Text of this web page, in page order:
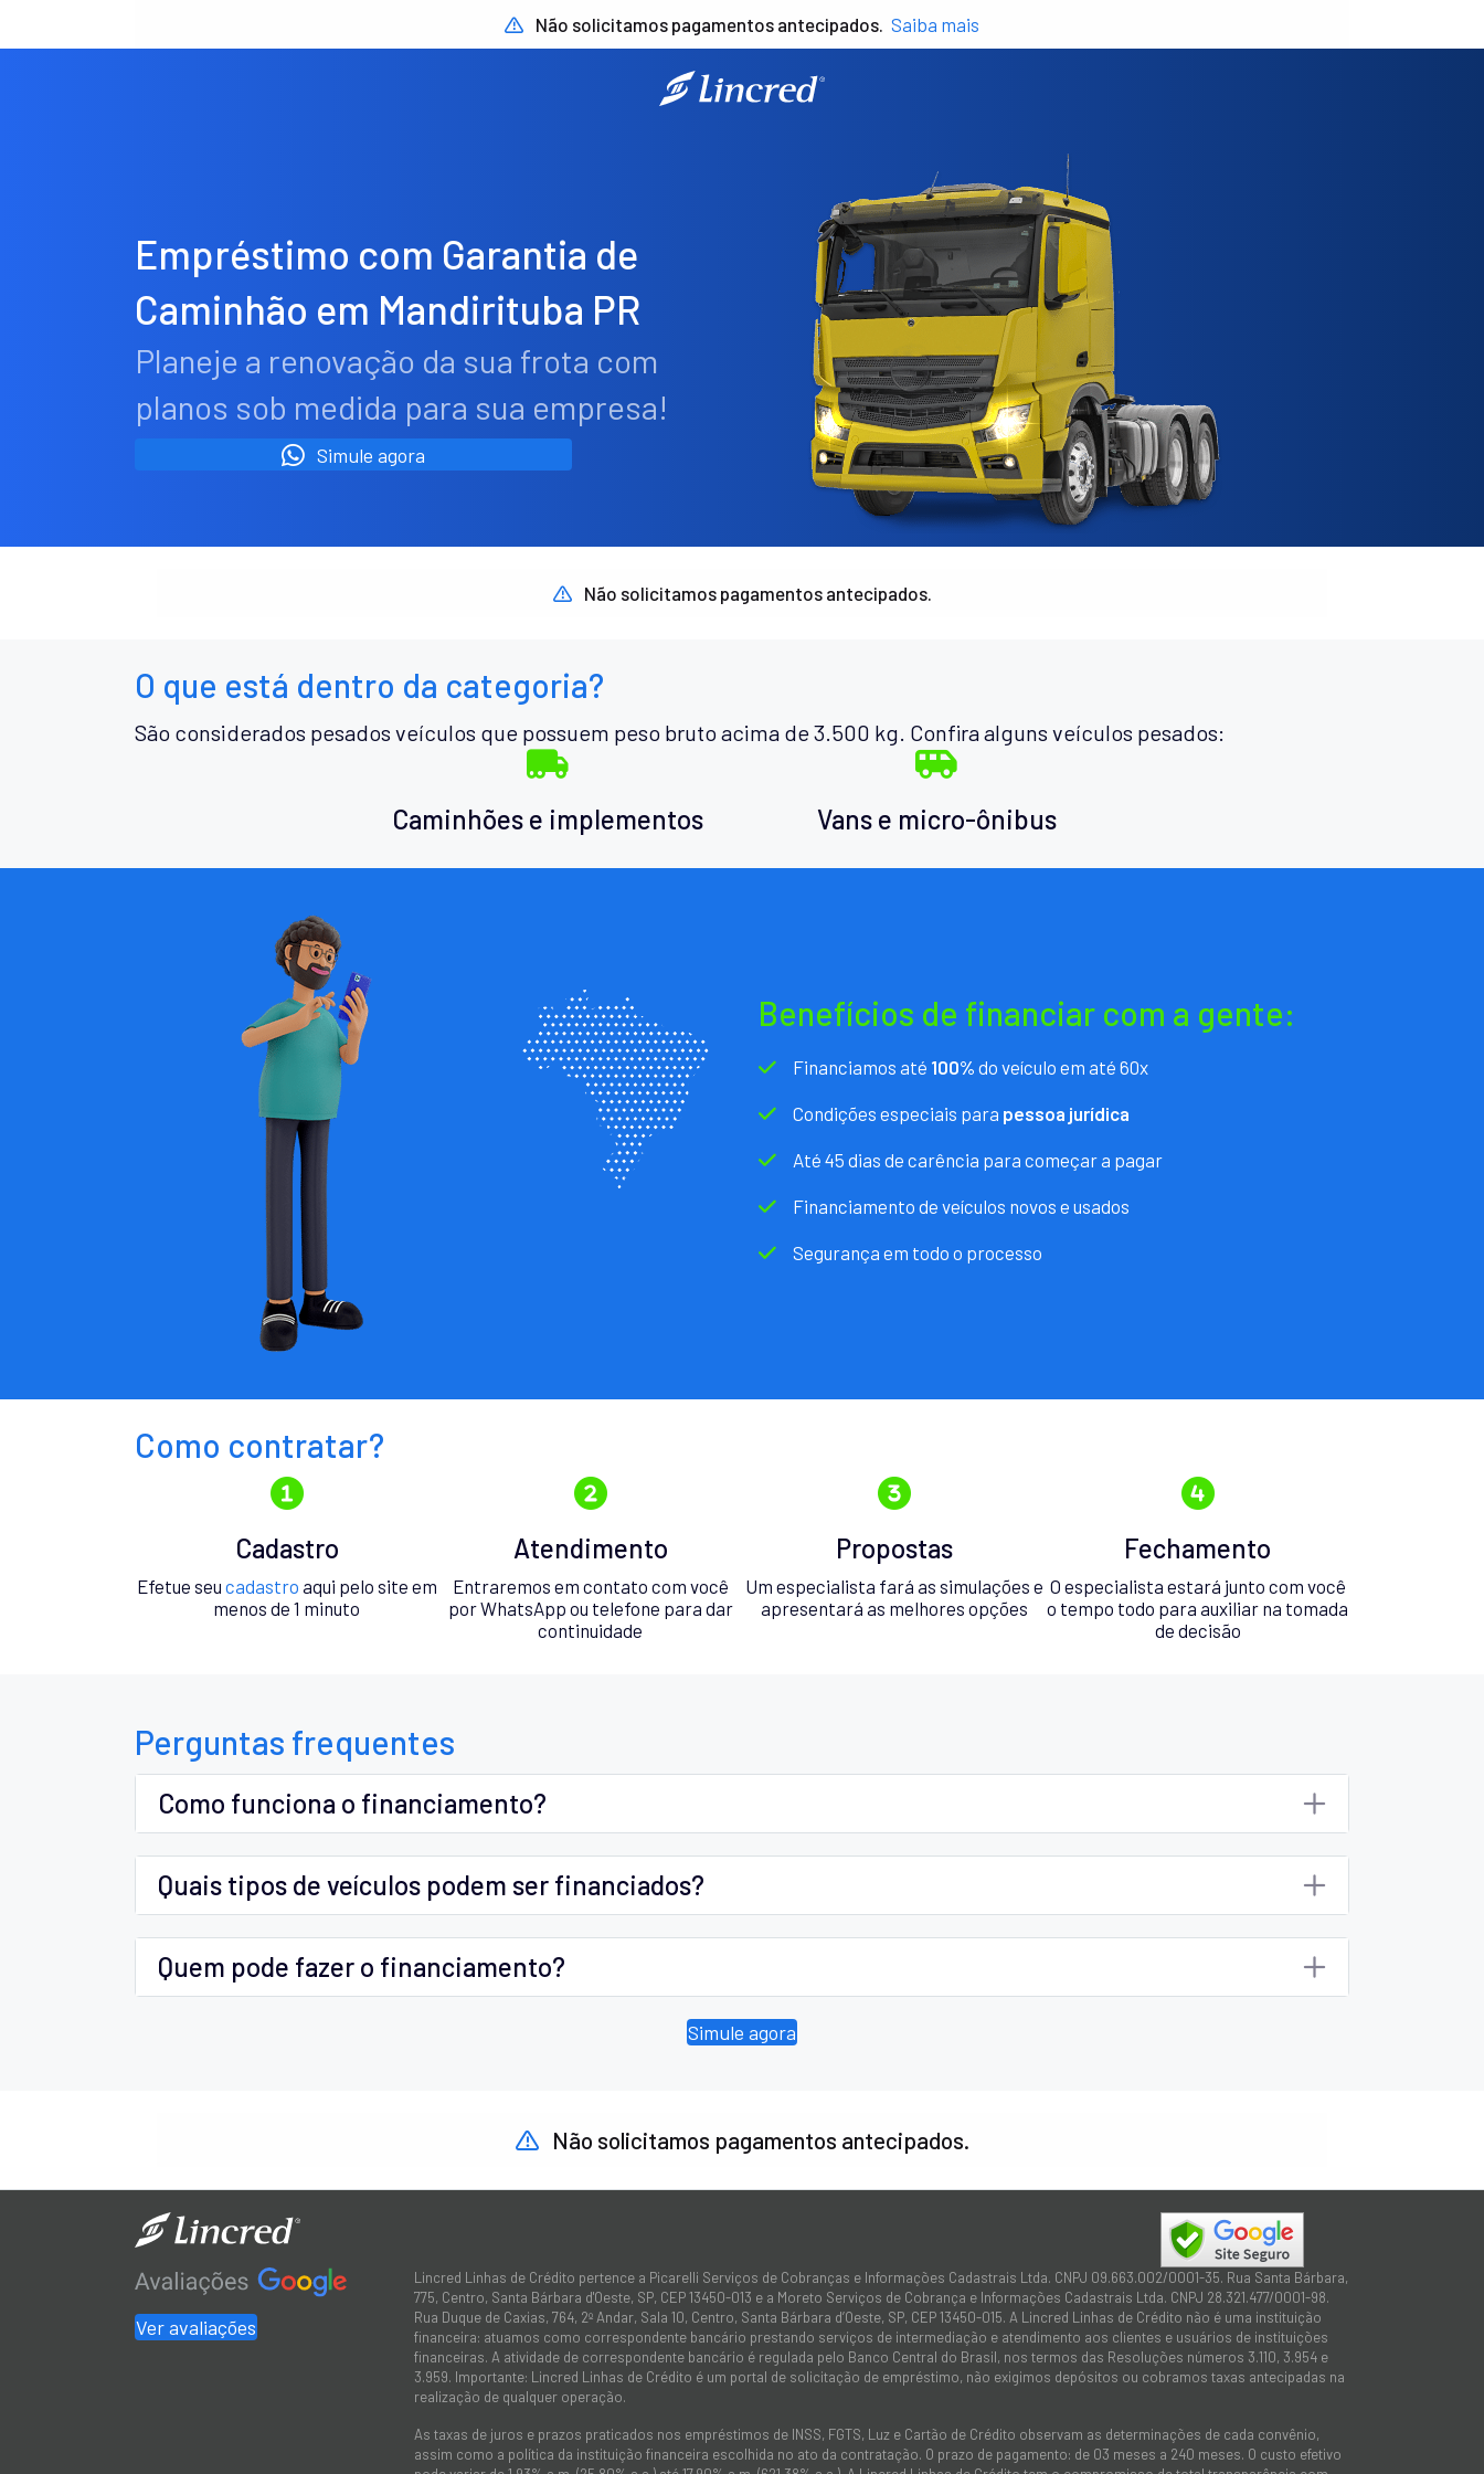
Não solicitamos pagamentos antecipados. Saiba mais
Empréstimo com Garantia de
Caminhão em Mandirituba PR
Planeje a renovação da sua frota com
planos sob medida para sua empresa!
Simule agora
Não solicitamos pagamentos antecipados.
O que está dentro da categoria?
São considerados pesados veículos que possuem peso bruto acima de 3.500 kg. Confira alguns veículos pesados:
Caminhões e implementos Vans e micro-ônibus
Benefícios de financiar com a gente:
Financiamos até 100% do veículo em até 60x
Condições especiais para pessoa jurídica
Até 45 dias de carência para começar a pagar
Financiamento de veículos novos e usados
Segurança em todo o processo
Como contratar?
Cadastro
Efetue seu cadastro aqui pelo site em
menos de 1 minuto
Atendimento
Entraremos em contato com você
por WhatsApp ou telefone para dar
continuidade
Propostas
Um especialista fará as simulações e
apresentará as melhores opções
Fechamento
O especialista estará junto com você
o tempo todo para auxiliar na tomada
de decisão
Perguntas frequentes
Como funciona o financiamento?
Quais tipos de veículos podem ser financiados?
Quem pode fazer o financiamento?
Simule agora
Não solicitamos pagamentos antecipados.
Ver avaliações
Lincred Linhas de Crédito pertence a Picarelli Serviços de Cobranças e Informações Cadastrais Ltda. CNPJ 09.663.002/0001-35. Rua Santa Bárbara,
775, Centro, Santa Bárbara d'Oeste, SP, CEP 13450-013 e a Moreto Serviços de Cobrança e Informações Cadastrais Ltda. CNPJ 28.321.477/0001-98.
Rua Duque de Caxias, 764, 2º Andar, Sala 10, Centro, Santa Bárbara d’Oeste, SP, CEP 13450-015. A Lincred Linhas de Crédito não é uma instituição
financeira: atuamos como correspondente bancário prestando serviços de intermediação e atendimento aos clientes e usuários de instituições
financeiras. A atividade de correspondente bancário é regulada pelo Banco Central do Brasil, nos termos das Resoluções números 3.110, 3.954 e
3.959. Importante: Lincred Linhas de Crédito é um portal de solicitação de empréstimo, não exigimos depósitos ou cobramos taxas antecipadas na
realização de qualquer operação.
As taxas de juros e prazos praticados nos empréstimos de INSS, FGTS, Luz e Cartão de Crédito observam as determinações de cada convênio,
assim como a política da instituição financeira escolhida no ato da contratação. O prazo de pagamento: de 03 meses a 240 meses. O custo efetivo